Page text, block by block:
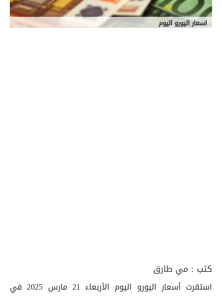
اسعار اليورو اليوم
كتب : مي طارق
استقرت أسعار اليورو اليوم الأربعاء 21 مارس 2025 في